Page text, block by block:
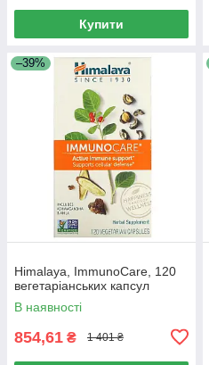
Купити
–39%
Himalaya, ImmunoCare, 120
вегетаріанських капсул
В наявності
854,61 ₴ 1 401 ₴